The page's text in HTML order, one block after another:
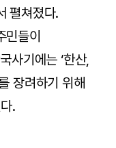
펼쳐졌다.
들이
사기에는 ‘한산,
장려하기 위해
.